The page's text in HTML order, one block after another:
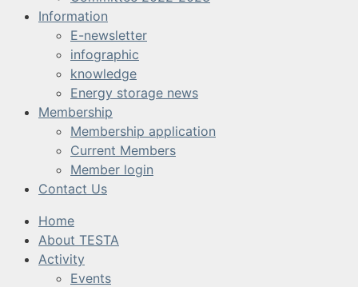
Information
E-newsletter
infographic
knowledge
Energy storage news
Membership
Membership application
Current Members
Member login
Contact Us
Home
About TESTA
Activity
Events